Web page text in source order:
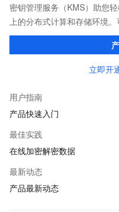
密钥管理服务（KMS）助您
上的分布式计算和存储环境
动轮转策略，以及利用托管
者FIPS认证资质，满足您的
立即开
用户指南
产品快速入门
最佳实践
在线加密解密数据
最新动态
产品最新动态